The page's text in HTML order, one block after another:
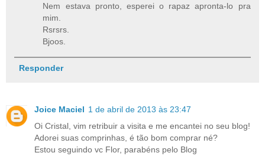
Nem estava pronto, esperei o rapaz apronta-lo pra
mim.
Rsrsrs.
Bjoos.
Responder
Joice Maciel 1 de abril de 2013 às 23:47
Oi Cristal, vim retribuir a visita e me encantei no seu blog!
Adorei suas comprinhas, é tão bom comprar né?
Estou seguindo vc Flor, parabéns pelo Blog